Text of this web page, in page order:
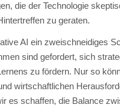
die der Technologie
zu geraten.
AI ein zweischneidiges
sind gefordert, sich
zu fördern. Nur so
wirtschaftlichen
es schaffen, die Balance